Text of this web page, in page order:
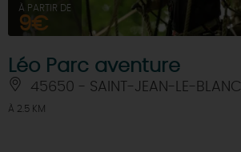
À PARTIR DE
9€
Léo Parc aventure
45650 - SAINT-JEAN-LE-BLANC
À 2.5 KM